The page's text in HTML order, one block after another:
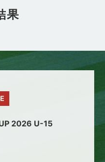
果
2026 U-15